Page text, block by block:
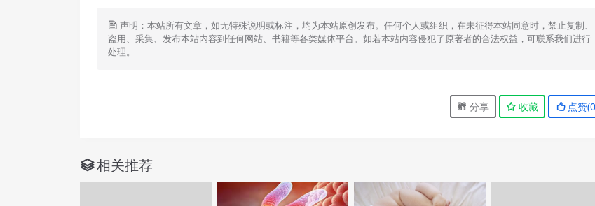
声明：本站所有文章，如无特殊说明或标注，均为本站原创发布。任何个人或组织，在未征得本站同意时，禁止复制、
盗用、采集、发布本站内容到任何网站、书籍等各类媒体平台。如若本站内容侵犯了原著者的合法权益，可联系我们进行
处理。
分享 收藏 点赞(0
相关推荐